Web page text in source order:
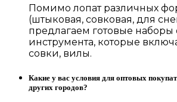
Помимо лопат различных
(штыковая, совковая, для
предлагаем готовые наборы
инструмента, которые
совки, вилы.
Какие у вас условия для оптовых
других городов?